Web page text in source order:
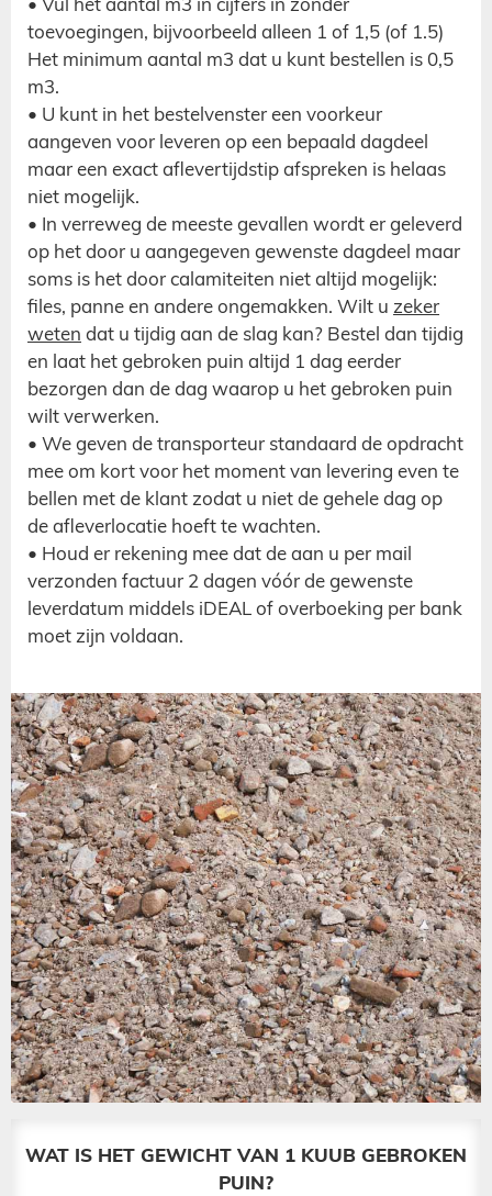
toevoegingen, bijvoorbeeld alleen 1 of 1,5 (of 1.5)
Het minimum aantal m3 dat u kunt bestellen is 0,5
m3.
• U kunt in het bestelvenster een voorkeur
aangeven voor leveren op een bepaald dagdeel
maar een exact aflevertijdstip afspreken is helaas
niet mogelijk.
• In verreweg de meeste gevallen wordt er geleverd
op het door u aangegeven gewenste dagdeel maar
soms is het door calamiteiten niet altijd mogelijk:
files, panne en andere ongemakken. Wilt u zeker
weten dat u tijdig aan de slag kan? Bestel dan tijdig
en laat het gebroken puin altijd 1 dag eerder
bezorgen dan de dag waarop u het gebroken puin
wilt verwerken.
• We geven de transporteur standaard de opdracht
mee om kort voor het moment van levering even te
bellen met de klant zodat u niet de gehele dag op
de afleverlocatie hoeft te wachten.
• Houd er rekening mee dat de aan u per mail
verzonden factuur 2 dagen vóór de gewenste
leverdatum middels iDEAL of overboeking per bank
moet zijn voldaan.
WAT IS HET GEWICHT VAN 1 KUUB GEBROKEN
PUIN?